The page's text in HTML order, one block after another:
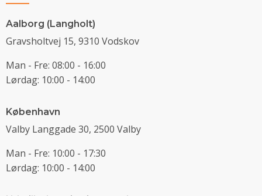
Aalborg (Langholt)
Gravsholtvej 15, 9310 Vodskov
Man - Fre: 08:00 - 16:00
Lørdag: 10:00 - 14:00
København
Valby Langgade 30, 2500 Valby
Man - Fre: 10:00 - 17:30
Lørdag: 10:00 - 14:00